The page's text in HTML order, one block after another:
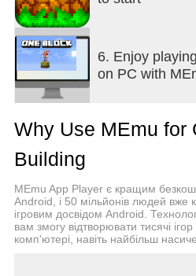
- це справді дуже весело!
Багато типів блоків:
Є безліч квадратних
розповсюджуються від
дорогоцінного каменю і
Crafting and Building - це
безкоштовна будівельна
з домашніми тваринами,
будівництво та грати в
Особливості:
6. Enjoy
on PC with
Why Use MEmu for
Building
MEmu App Player є кращим
Android, і 50 мільйонів людей вже
ігровим досвідом Android.
вам змогу відтворювати тисячі
комп'ютері, навіть найбільш